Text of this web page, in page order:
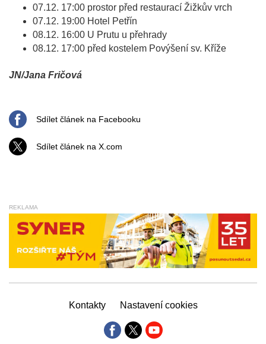
07.12. 17:00 prostor před restaurací Žižkův vrch
07.12. 19:00 Hotel Petřín
08.12. 16:00 U Prutu u přehrady
08.12. 17:00 před kostelem Povýšení sv. Kříže
JN/Jana Fričová
Sdílet článek na Facebooku
Sdílet článek na X.com
REKLAMA
Kontakty Nastavení cookies